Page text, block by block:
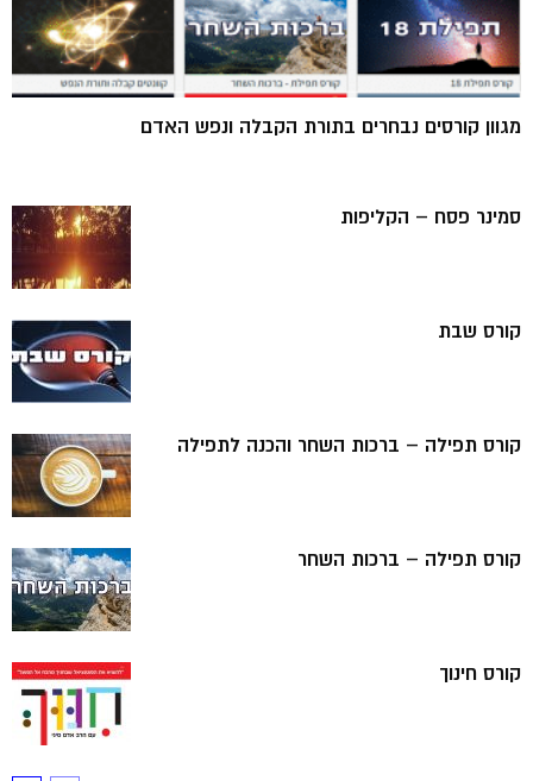
מגוון קורסים נבחרים בתורת הקבלה ונפש האדם
סמינר פסח – הקליפות
קורס שבת
קורס תפילה – ברכות השחר והכנה לתפילה
קורס תפילה – ברכות השחר
קורס חינוך